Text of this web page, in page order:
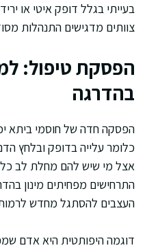
בעייתי בגלל דופק איטי או
צוותים מדגישים התנהלות
הפסקת טיפול:
בהדרגה
הפסקה חדה של חוסמי ביתא
כלומר עלייה בדופק ובלחץ
אצל מי שיש להם מחלת לב
התרחישים מפחיתים מינון
העצבים להסתגל מחדש
דוגמה היפותטית היא אדם